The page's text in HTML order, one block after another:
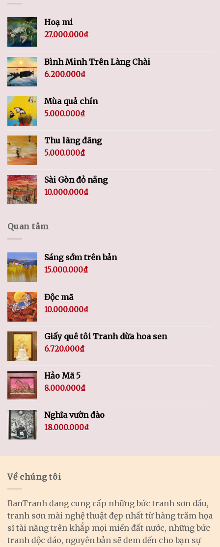
Hoạ mi
27.000.000₫
Bình Minh Trên Làng Chài
6.200.000₫
Mùa quả chín
5.000.000₫
Thu lãng đãng
5.000.000₫
Sài Gòn đỏ nắng
10.000.000₫
Quan tâm
Sáng sớm trên bản
15.000.000₫
Độc mã
10.000.000₫
Giấy quê tôi Tranh dừa hoa sen
6.720.000₫
Hảo Mã 5
8.000.000₫
Nghĩa vườn đào
18.000.000₫
Về chúng tôi
BanTranh đang cung cấp những bức tranh sơn dầu,
tranh sơn mài nghệ thuật đẹp nhất từ hàng trăm họa
sĩ tài năng trên khắp mọi miền đất nước, những bức
tranh độc đáo, nguyên bản sẽ đem đến cho bạn sự